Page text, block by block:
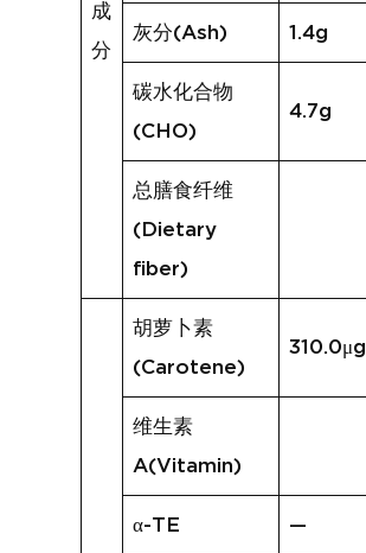
成
分
灰分(Ash) 1.4g
碳水化合物
(CHO)
4.7g
总膳食纤维
(Dietary
fiber)
胡萝卜素
(Carotene)
310.0μg
维生素
A(Vitamin)
α-TE —